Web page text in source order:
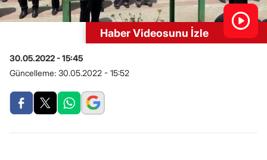
Haber Videosunu İzle
30.05.2022 - 15:45
Güncelleme: 30.05.2022 - 15:52